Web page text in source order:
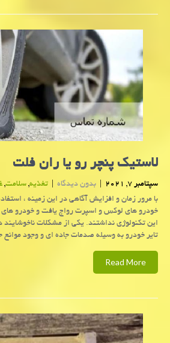
لاستیک پنچر رو یا ران فلت
سپتامبر 7, 2021 | بدون دیدگاه | تغذیه,سلامت,
با مرور زمان و افزایش آگاهی در این زمینه ،
خودرو های لوکس و اسپرت رواج یافت و خودرو های
این تکنولوژی نداشتند. یکی از مشکلات
تایر خودرو به وسیله صدمات جاده ای و وجود موانع
Read More